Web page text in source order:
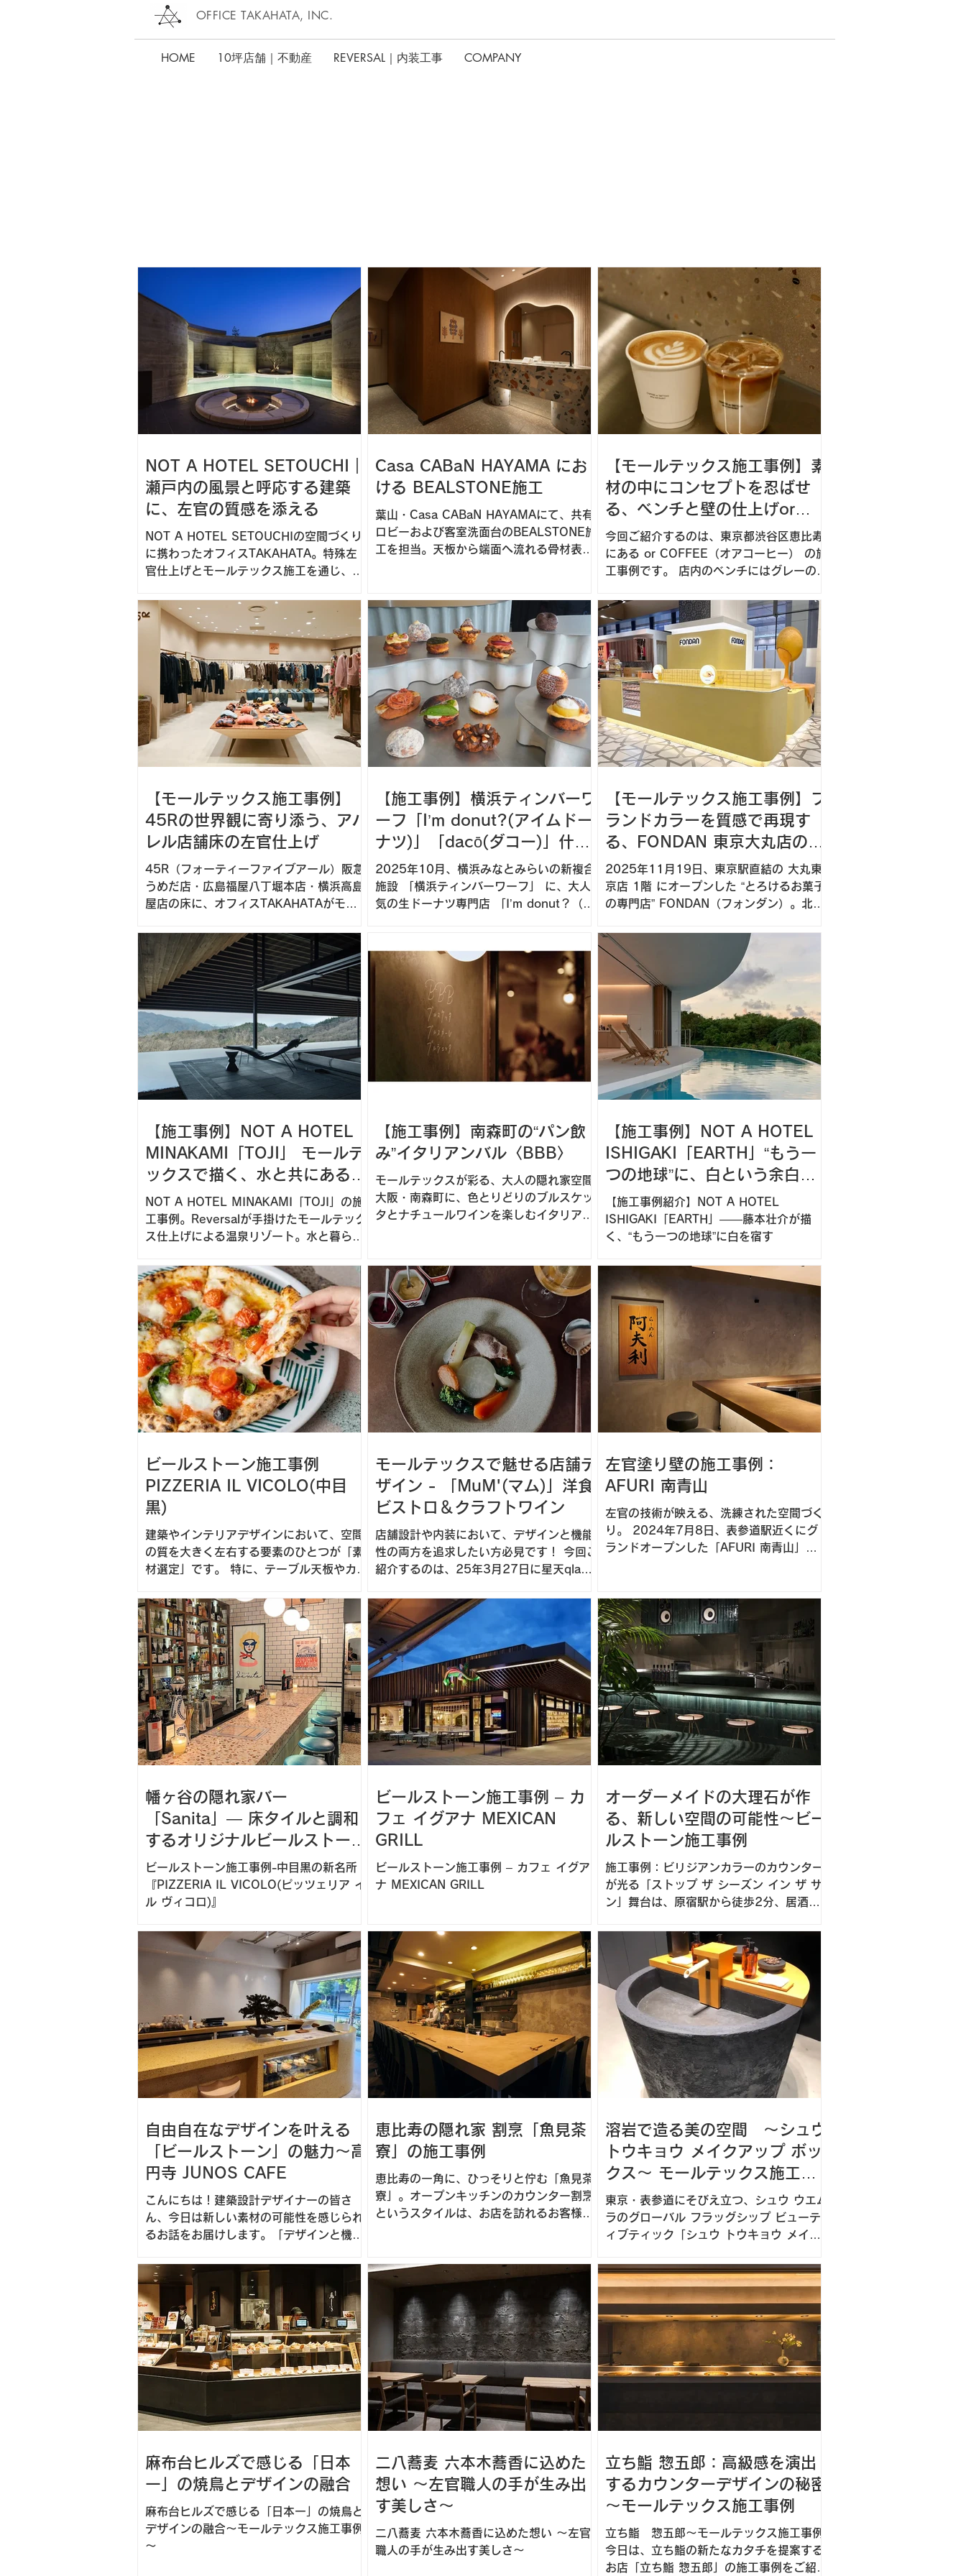
OFFICE TAKAHATA, INC.
HOME 10坪店舗｜不動産 REVERSAL｜内装工事 COMPANY
NOT A HOTEL SETOUCHI｜
瀬戸内の風景と呼応する建築
に、左官の質感を添える
NOT A HOTEL SETOUCHIの空間づくり
に携わったオフィスTAKAHATA。特殊左
官仕上げとモールテックス施工を通じ、建
す。
Casa CABaN HAYAMA にお
ける BEALSTONE施工
葉山・Casa CABaN HAYAMAにて、共有
ロビーおよび客室洗面台のBEALSTONE施
工を担当。天板から端面へ流れる骨材表現
【モールテックス施工事例】素
材の中にコンセプトを忍ばせ
る、ベンチと壁の仕上げor
COFFEE（東京・恵比寿）
今回ご紹介するのは、東京都渋谷区恵比寿
にある or COFFEE（オアコーヒー） の施
工事例です。 店内のベンチにはグレーのモ
採用しています。
【モールテックス施工事例】
45Rの世界観に寄り添う、アパ
レル店舗床の左官仕上げ
45R（フォーティーファイブアール）阪急
うめだ店・広島福屋八丁堀本店・横浜高島
屋店の床に、オフィスTAKAHATAがモー
がアパレルブランドの世界観を引き立て
る。アパレル・店舗の床仕上げ事例を紹
介。
【施工事例】横浜ティンバーワ
ーフ「I’m donut?(アイムドー
ナツ)」「dacō(ダコー)」什器
を左官で製作｜波型フォルム×
グレーでドーナツを引き立てる
空間へ
2025年10月、横浜みなとみらいの新複合
施設 「横浜ティンバーワーフ」 に、大人
気の生ドーナツ専門店 「I’m donut？（ア
時オープンしました。今回、私たちは店舗
の 什器（陳列台）を左官仕上げで製作 す
る機会をいただき、ブランドの世界観を支
える “ウェーブ形状” の什器を手仕事で形に
しました。
【モールテックス施工事例】ブ
ランドカラーを質感で再現す
る、FONDAN 東京大丸店の内
装
2025年11月19日、東京駅直結の 大丸東
京店 1階 にオープンした “とろけるお菓子
の専門店” FONDAN（フォンダン）。北海
京発の新ブランドです。今回、私たちはフ
ォンダン新店舗の内装においてモールテッ
クス（MORTEX）調色によるブランドカラ
ーの再現ビールストーン（BEALSTONE）
による巾木のオリジナル柄仕上げを担当さ
せていただきました。
【施工事例】NOT A HOTEL
MINAKAMI「TOJI」 モールテ
ックスで描く、水と共にある建
築
NOT A HOTEL MINAKAMI「TOJI」の施
工事例。Reversalが手掛けたモールテック
ス仕上げによる温泉リゾート。水と暮らす
介します。
【施工事例】南森町の“パン飲
み”イタリアンバル〈BBB〉
モールテックスが彩る、大人の隠れ家空間
大阪・南森町に、色とりどりのブルスケッ
タとナチュールワインを楽しむイタリアン
タ・ブルスカーレ・ブルシェッタ」の頭文
字から名付けられた同店は、ブルスケッタ
片手にワインを味わう“パン飲み”という新
しい夜のスタイルを提案しています。
【施工事例】NOT A HOTEL
ISHIGAKI「EARTH」“もう一
つの地球”に、白という余白を
宿す
【施工事例紹介】NOT A HOTEL
ISHIGAKI「EARTH」——藤本壮介が描
く、“もう一つの地球”に白を宿す
ビールストーン施工事例
PIZZERIA IL VICOLO(中目
黒)
建築やインテリアデザインにおいて、空間
の質を大きく左右する要素のひとつが「素
材選定」です。 特に、テーブル天板やカウ
は、意匠性だけでなく、耐久性・メンテナ
ンス性・経年変化まで含めた総合的な判断
が求められます。 今回は、ベルギー
BEAL社の人造大理石 「ビールストーン
（BEALSTONE）」 をテーブル天板に採
用した施工事例をご紹介します。
モールテックスで魅せる店舗デ
ザイン - 「MuM'(マム)」洋食
ビストロ＆クラフトワイン
店舗設計や内装において、デザインと機能
性の両方を追求したい方必見です！ 今回ご
紹介するのは、25年3月27日に星天qlay
インのお店「MuM'(マム)」。こだわりの
インテリアが光るこのお店の大きな魅力、
それはカウンターに採用された「モ
左官塗り壁の施工事例：
AFURI 南青山
左官の技術が映える、洗練された空間づく
り。 2024年7月8日、表参道駅近くにグ
ランドオープンした「AFURI 南青山」。
は、ラーメン店らしさを保ちつつ、上質で
モダンな空間を演出しています。
幡ヶ谷の隠れ家バー
「Sanita」— 床タイルと調和
するオリジナルビールストーン
カウンター
ビールストーン施工事例-中目黒の新名所
『PIZZERIA IL VICOLO(ピッツェリア イ
ル ヴィコロ)』
ビールストーン施工事例 – カ
フェ イグアナ MEXICAN
GRILL
ビールストーン施工事例 – カフェ イグア
ナ MEXICAN GRILL
オーダーメイドの大理石が作
る、新しい空間の可能性～ビー
ルストーン施工事例
施工事例：ビリジアンカラーのカウンター
が光る「ストップ ザ シーズン イン ザ サ
ン」舞台は、原宿駅から徒歩2分、居酒屋
「ストップ ザ シーズン イン ザ サン」。
90年代マイアミを彷彿とさせる内装は、ビ
リジアンカラーのカウンターが
自由自在なデザインを叶える
「ビールストーン」の魅力～高
円寺 JUNOS CAFE
こんにちは！建築設計デザイナーの皆さ
ん、今日は新しい素材の可能性を感じられ
るお話をお届けします。「デザインと機能
方なら、きっとインスピレーションを得ら
れる内容です。 ビールストーンとは？...
恵比寿の隠れ家 割烹「魚見茶
寮」の施工事例
恵比寿の一角に、ひっそりと佇む「魚見茶
寮」。オープンキッチンのカウンター割烹
というスタイルは、お店を訪れるお客様に
採用して頂いたのが、質感と耐久性を兼ね
備えたベルギー発の左官材「モールテック
ス」です。
溶岩で造る美の空間 ～シュウ
トウキョウ メイクアップ ボッ
クス～ モールテックス施工事
例
東京・表参道にそびえ立つ、シュウ ウエム
ラのグローバル フラッグシップ ビューテ
ィブティック「シュウ トウキョウ メイク
を引く美しい什器があります。秘密は、私
たちの得意とする左官材料「モールテック
ス」を駆使した施工にあります。
麻布台ヒルズで感じる「日本
一」の焼鳥とデザインの融合
麻布台ヒルズで感じる「日本一」の焼鳥と
デザインの融合～モールテックス施工事例
～
二八蕎麦 六本木蕎香に込めた
想い ～左官職人の手が生み出
す美しさ～
二八蕎麦 六本木蕎香に込めた想い ～左官
職人の手が生み出す美しさ～
立ち鮨 惣五郎：高級感を演出
するカウンターデザインの秘密
～モールテックス施工事例
立ち鮨 惣五郎～モールテックス施工事例
今日は、立ち鮨の新たなカタチを提案する
お店「立ち鮨 惣五郎」の施工事例をご紹介